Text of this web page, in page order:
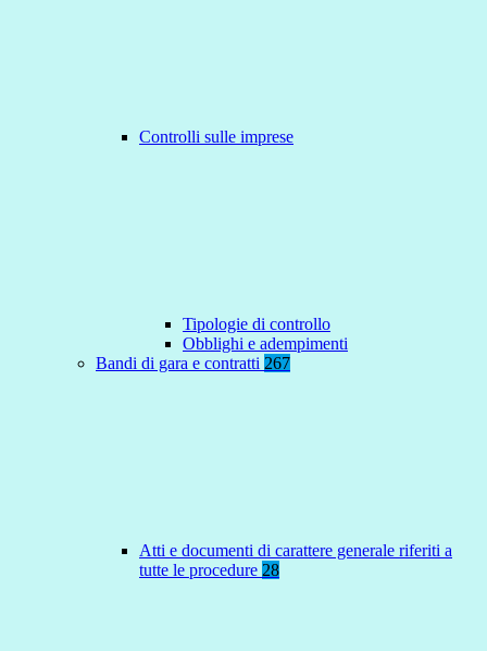
Controlli sulle imprese
Tipologie di controllo
Obblighi e adempimenti
Bandi di gara e contratti 267
Atti e documenti di carattere generale riferiti a
tutte le procedure 28